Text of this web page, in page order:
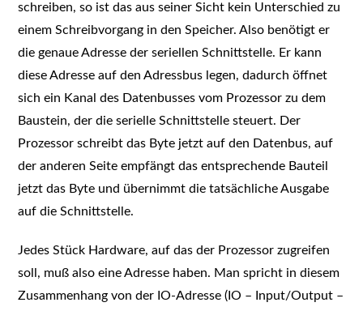
schreiben, so ist das aus seiner Sicht kein Unterschied zu
einem Schreibvorgang in den Speicher. Also benötigt er
die genaue Adresse der seriellen Schnittstelle. Er kann
diese Adresse auf den Adressbus legen, dadurch öffnet
sich ein Kanal des Datenbusses vom Prozessor zu dem
Baustein, der die serielle Schnittstelle steuert. Der
Prozessor schreibt das Byte jetzt auf den Datenbus, auf
der anderen Seite empfängt das entsprechende Bauteil
jetzt das Byte und übernimmt die tatsächliche Ausgabe
auf die Schnittstelle.
Jedes Stück Hardware, auf das der Prozessor zugreifen
soll, muß also eine Adresse haben. Man spricht in diesem
Zusammenhang von der IO-Adresse (IO – Input/Output –